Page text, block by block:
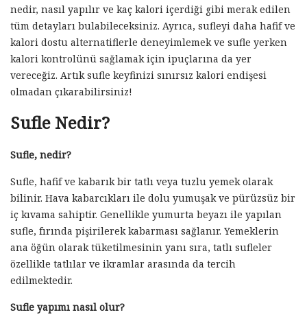
nedir, nasıl yapılır ve kaç kalori içerdiği gibi merak edilen
tüm detayları bulabileceksiniz. Ayrıca, sufleyi daha hafif ve
kalori dostu alternatiflerle deneyimlemek ve sufle yerken
kalori kontrolünü sağlamak için ipuçlarına da yer
vereceğiz. Artık sufle keyfinizi sınırsız kalori endişesi
olmadan çıkarabilirsiniz!
Sufle Nedir?
Sufle, nedir?
Sufle, hafif ve kabarık bir tatlı veya tuzlu yemek olarak
bilinir. Hava kabarcıkları ile dolu yumuşak ve pürüzsüz bir
iç kıvama sahiptir. Genellikle yumurta beyazı ile yapılan
sufle, fırında pişirilerek kabarması sağlanır. Yemeklerin
ana öğün olarak tüketilmesinin yanı sıra, tatlı sufleler
özellikle tatlılar ve ikramlar arasında da tercih
edilmektedir.
Sufle yapımı nasıl olur?